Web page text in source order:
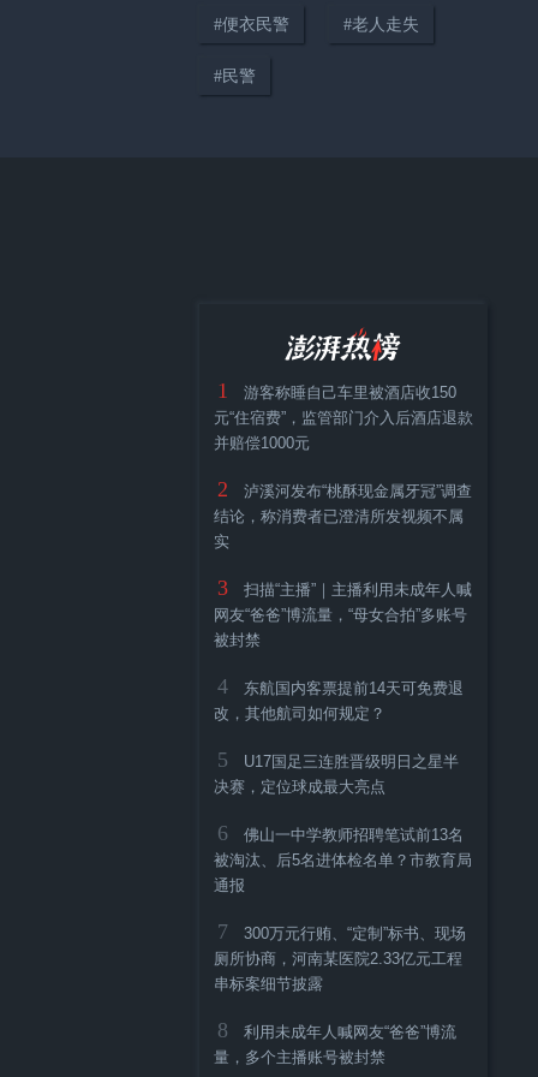
00:27
所求助，民警水、药、电风扇全
套安排
#便衣民警 #老人走失
#民警
1
游客称睡自己车里被酒店收150
元“住宿费”，监管部门介入后酒店退款
并赔偿1000元
2
泸溪河发布“桃酥现金属牙冠”调查
结论，称消费者已澄清所发视频不属
实
3
扫描“主播”｜主播利用未成年人喊
网友“爸爸”博流量，“母女合拍”多账号
被封禁
4
东航国内客票提前14天可免费退
改，其他航司如何规定？
5
U17国足三连胜晋级明日之星半
决赛，定位球成最大亮点
6
佛山一中学教师招聘笔试前13名
被淘汰、后5名进体检名单？市教育局
通报
7
300万元行贿、“定制”标书、现场
厕所协商，河南某医院2.33亿元工程
串标案细节披露
8
利用未成年人喊网友“爸爸”博流
量，多个主播账号被封禁